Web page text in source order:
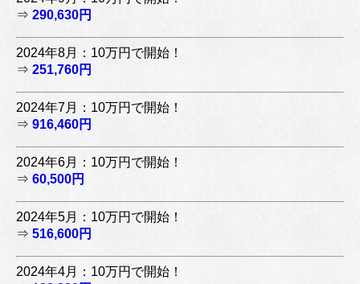
⇒ 290,630円
2024年8月：10万円で開始！
⇒ 251,760円
2024年7月：10万円で開始！
⇒ 916,460円
2024年6月：10万円で開始！
⇒ 60,500円
2024年5月：10万円で開始！
⇒ 516,600円
2024年4月：10万円で開始！